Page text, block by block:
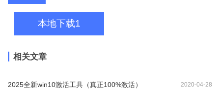
本地下载1
相关文章
2025全新win10激活工具（真正100%激活） 2020-04-28